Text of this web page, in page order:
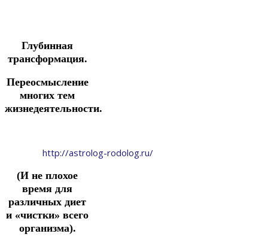
Глубинная
трансформация.
Переосмысление
многих тем
жизнедеятельности.
http://astrolog-rodolog.ru/
(И не плохое
время для
различных диет
и «чистки» всего
организма).